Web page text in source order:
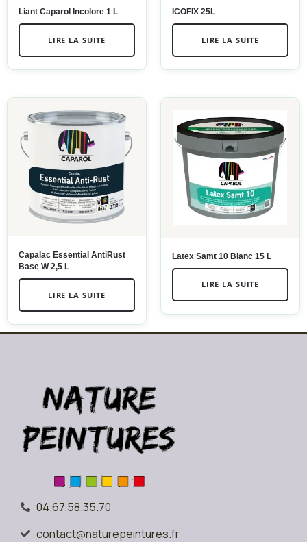
Liant Caparol Incolore 1 L
LIRE LA SUITE
ICOFIX 25L
LIRE LA SUITE
Capalac Essential AntiRust
Base W 2,5 L
LIRE LA SUITE
Latex Samt 10 Blanc 15 L
LIRE LA SUITE
04.67.58.35.70
contact@naturepeintures.fr